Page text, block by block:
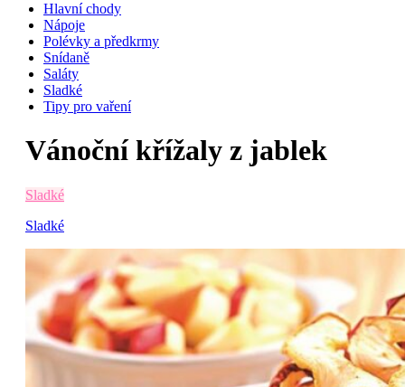
Hlavní chody
Nápoje
Polévky a předkrmy
Snídaně
Saláty
Sladké
Tipy pro vaření
Vánoční křížaly z jablek
Sladké
Sladké